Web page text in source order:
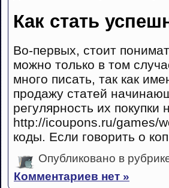
Как стать
Во-первых, стоит
можно только в том
много писать, так как
продажу статей
регулярность их покупки
http://icoupons.ru/games/
коды. Если говорить о
Опубликовано в
Комментариев нет »